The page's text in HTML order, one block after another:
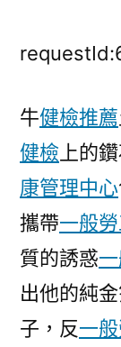
牛健檢推薦
健檢 上的
康管理中心
攜帶一般
質的誘惑
出他的純
子，反一